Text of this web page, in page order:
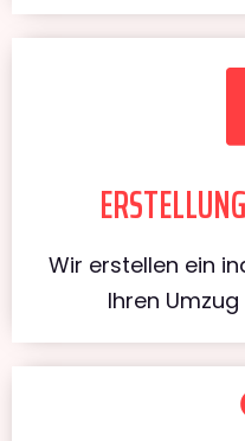
Wir erstellen ein
Ihren